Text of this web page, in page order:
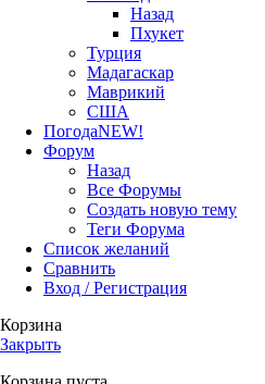
Назад
Пхукет
Турция
Мадагаскар
Маврикий
США
ПогодаNEW!
Форум
Назад
Все Форумы
Создать новую тему
Теги Форума
Список желаний
Сравнить
Вход / Регистрация
Корзина
Закрыть